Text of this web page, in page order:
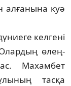
куә
келгені
өлең-
Махамбет
тасқа